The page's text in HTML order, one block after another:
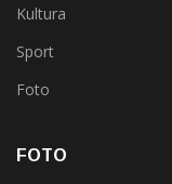
Kultura
Sport
Foto
FOTO